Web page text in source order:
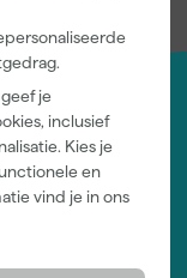
je
inclusief
Kies je
en
vind je in ons
gegevens